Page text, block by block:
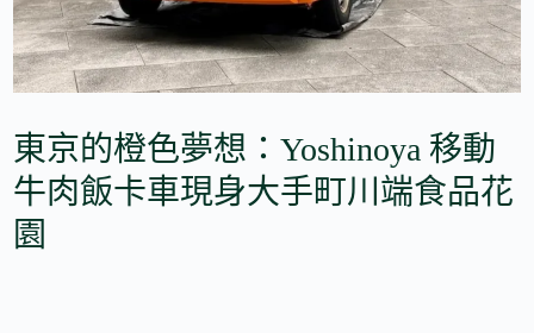
東京的橙色夢想：Yoshinoya 移動
牛肉飯卡車現身大手町川端食品花
園